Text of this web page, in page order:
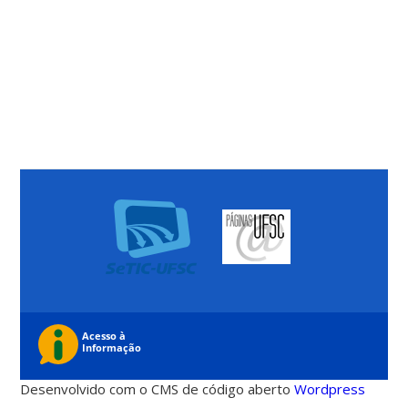
Desenvolvido com o CMS de código abertoWordpress